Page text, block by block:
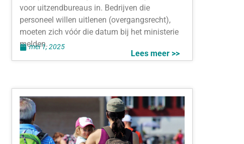
voor uitzendbureaus in. Bedrijven die
personeel willen uitlenen (overgangsrecht),
moeten zich vóór die datum bij het ministerie
melden.
Lees meer >>
mei 1, 2025